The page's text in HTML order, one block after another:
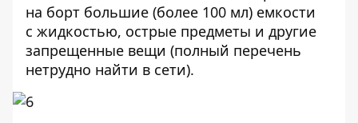
на борт большие (более 100 мл) емкости
с жидкостью, острые предметы и другие
запрещенные вещи (полный перечень
нетрудно найти в сети).